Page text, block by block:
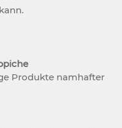
Produkte namhafter